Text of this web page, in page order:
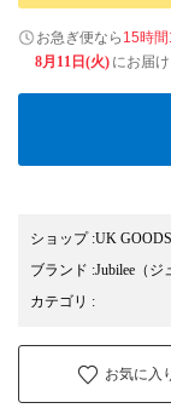
お急ぎ便なら 15時
8月11日(火) にお届け
ショップ:UK
ブランド :Jubilee （ジ
カテゴリ :
お気に入